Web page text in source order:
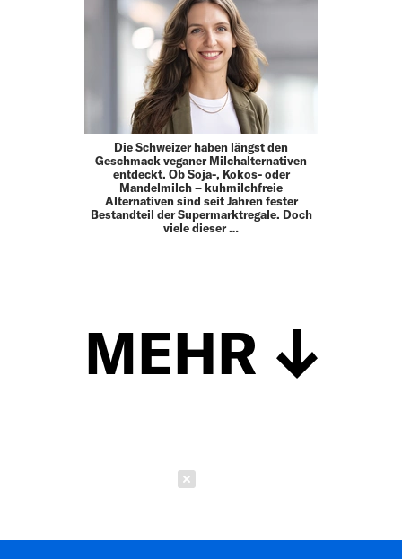
Die Schweizer haben längst den
Geschmack veganer Milchalternativen
entdeckt. Ob Soja-, Kokos- oder
Mandelmilch – kuhmilchfreie
Alternativen sind seit Jahren fester
Bestandteil der Supermarktregale. Doch
viele dieser …
MEHR